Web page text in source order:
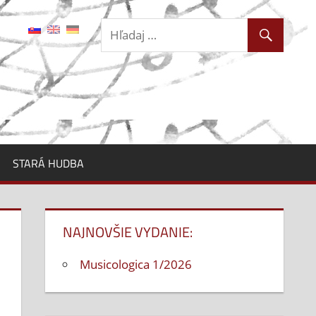
STARÁ HUDBA
tradičného
NAJNOVŠIE VYDANIE:
Musicologica 1/2026